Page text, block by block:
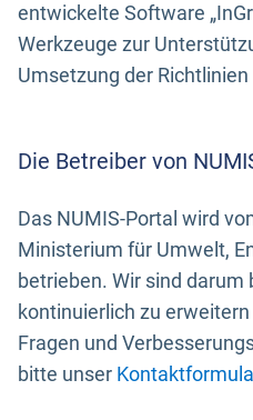
entwickelte Software
Werkzeuge zur
Umsetzung der
Die Betreiber von
Das NUMIS-Portal wird
Ministerium für Umwelt,
betrieben. Wir sind
kontinuierlich zu
Fragen und
bitte unser